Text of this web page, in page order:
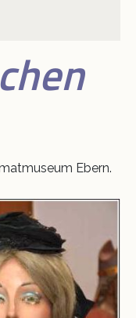
Ebern.